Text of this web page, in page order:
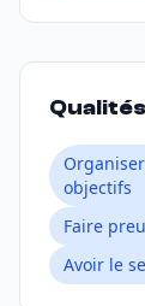
objectifs
Faire
Avoir le